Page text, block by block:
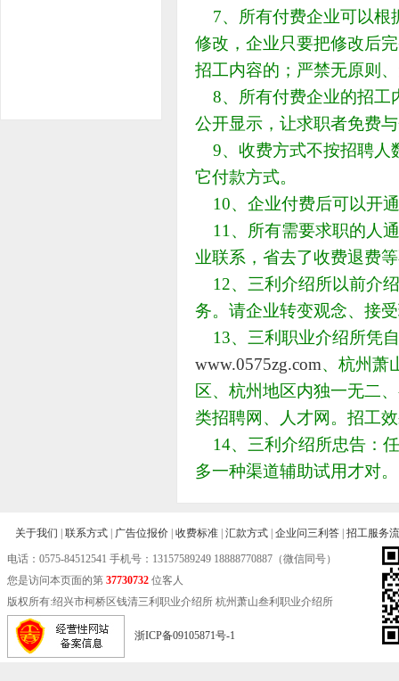
7、所有付费企业可以根
修改，企业只要把修改后
招工内容的；严禁无原则
8、所有付费企业的招工
公开显示，让求职者免费
9、收费方式不按招聘人
它付款方式。
10、企业付费后可以开
11、所有需要求职的人
业联系，省去了收费退费
12、三利介绍所以前介
务。请企业转变观念、接
13、三利职业介绍所凭
www.0575zg.com、杭州萧
区、杭州地区内独一无二
类招聘网、人才网。招工
14、三利介绍所忠告：
多一种渠道辅助试用才对。
关于我们 联系方式 广告位报价 收费标准 汇款方式 企业问三利答 招工服务
电话： 0575-84512541 手机号：13157589249 18888770887（微信同号）
您是访问本页面的第 37730732 位客人
版权所有:绍兴市柯桥区钱清三利职业介绍所 杭州萧山叁利职业介绍所
浙ICP备09105871号-1